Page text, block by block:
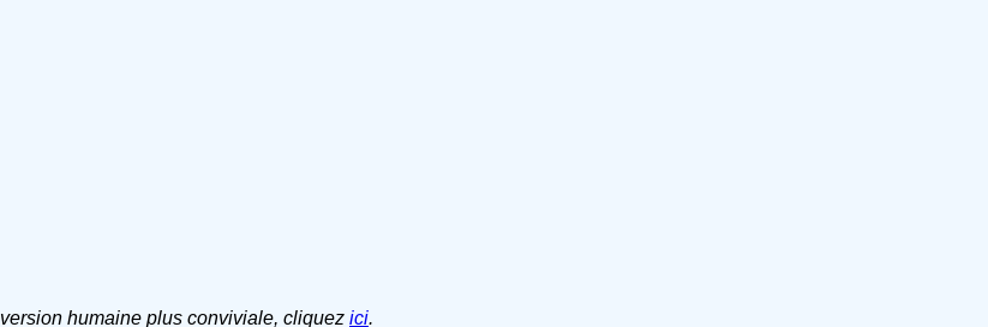
humaine plus conviviale, cliquez ici.